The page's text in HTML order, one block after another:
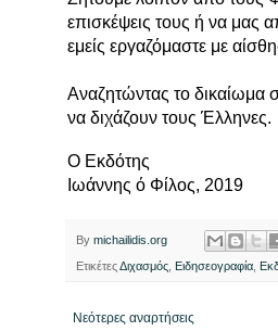
επισκέψεις τους ή να μας
εμείς εργαζόμαστε με
Αναζητώντας το δικαίωμα
να διχάζουν τους Έλληνες.
Ο Εκδότης
Ιωάννης ό Φίλος, 2019
By michailidis.org
ΕτικέτεςΔιχασμός Ειδησεογραφία
Νεότερες αναρτήσεις